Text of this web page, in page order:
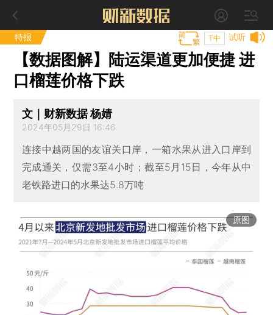
特报 试听
T中
【数据图解】陆运渠道更加便捷 进
口榴莲价格下跌
文｜财新数据 杨婧
2024年05月29日 16:46
连接中越两国的友谊关口岸，一箱水果从进入口岸到
完成通关，仅需3至4小时；截至5月15日，今年从中
老铁路进口的水果达5.8万吨
原图